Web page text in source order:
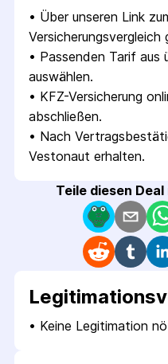
• Über unseren Link
Versicherungsvergleich
• Passenden Tarif aus
auswählen.
• KFZ-Versicherung
abschließen.
• Nach
Vestonaut erhalten.
Teile diesen
• Keine Legitimation